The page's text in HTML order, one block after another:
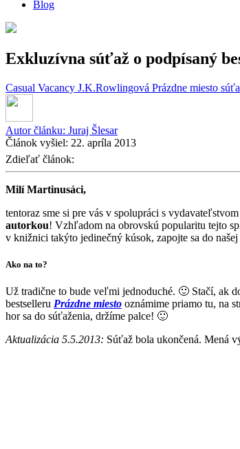
Blog
Exkluzívna súťaž o podpísaný
Casual Vacancy J.K.Rowlingová Prázdne miesto
Autor článku: Juraj Šlesar
Článok vyšiel: 22. apríla 2013
Zdieľať článok:
Milí Martinusáci,
tentoraz sme si pre vás v spolupráci s
autorkou! Vzhľadom na obrovskú popularitu tejto
v knižnici takýto jedinečný kúsok, zapojte sa do
Ako na to?
Už tradične to bude veľmi jednoduché. 🙂 Stačí, ak
bestselleru Prázdne miesto oznámime priamo tu, na
hor sa do súťaženia, držíme palce! 🙂
Aktualizácia 5.5.2013: Súťaž bola ukončená. Mená